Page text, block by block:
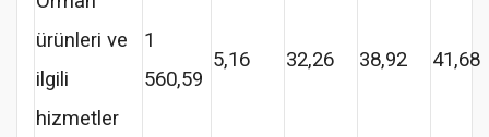
ürünleri ve
ilgili
hizmetler
1
560,59
5,16 32,26 38,92 41,68